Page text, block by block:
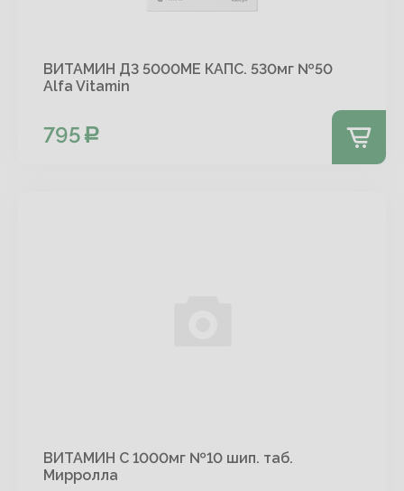
ВИТАМИН Д3 5000МЕ КАПС. 530мг №50
Alfa Vitamin
795
ВИТАМИН С 1000мг №10 шип. таб.
Мирролла